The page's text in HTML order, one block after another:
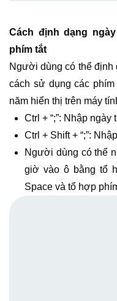
Cách định dạng
phím tắt
Người dùng có thể định
cách sử dụng các
năm hiển thị trên máy
Ctrl + “;”: Nhập ngày
Ctrl + Shift + “;”:
Người dùng có thể
giờ vào ô bằng tổ
Space và tổ hợp